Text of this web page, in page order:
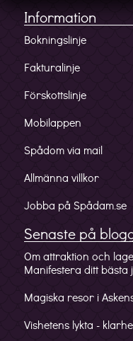
Information
Bokningslinje
Fakturalinje
Förskottslinje
Mobilappen
Spådom via mail
Allmänna villkor
Jobba på Spådam.se
Senaste på
Om attraktion och
Manifestera ditt
Magiska resor i
Vishetens lykta -